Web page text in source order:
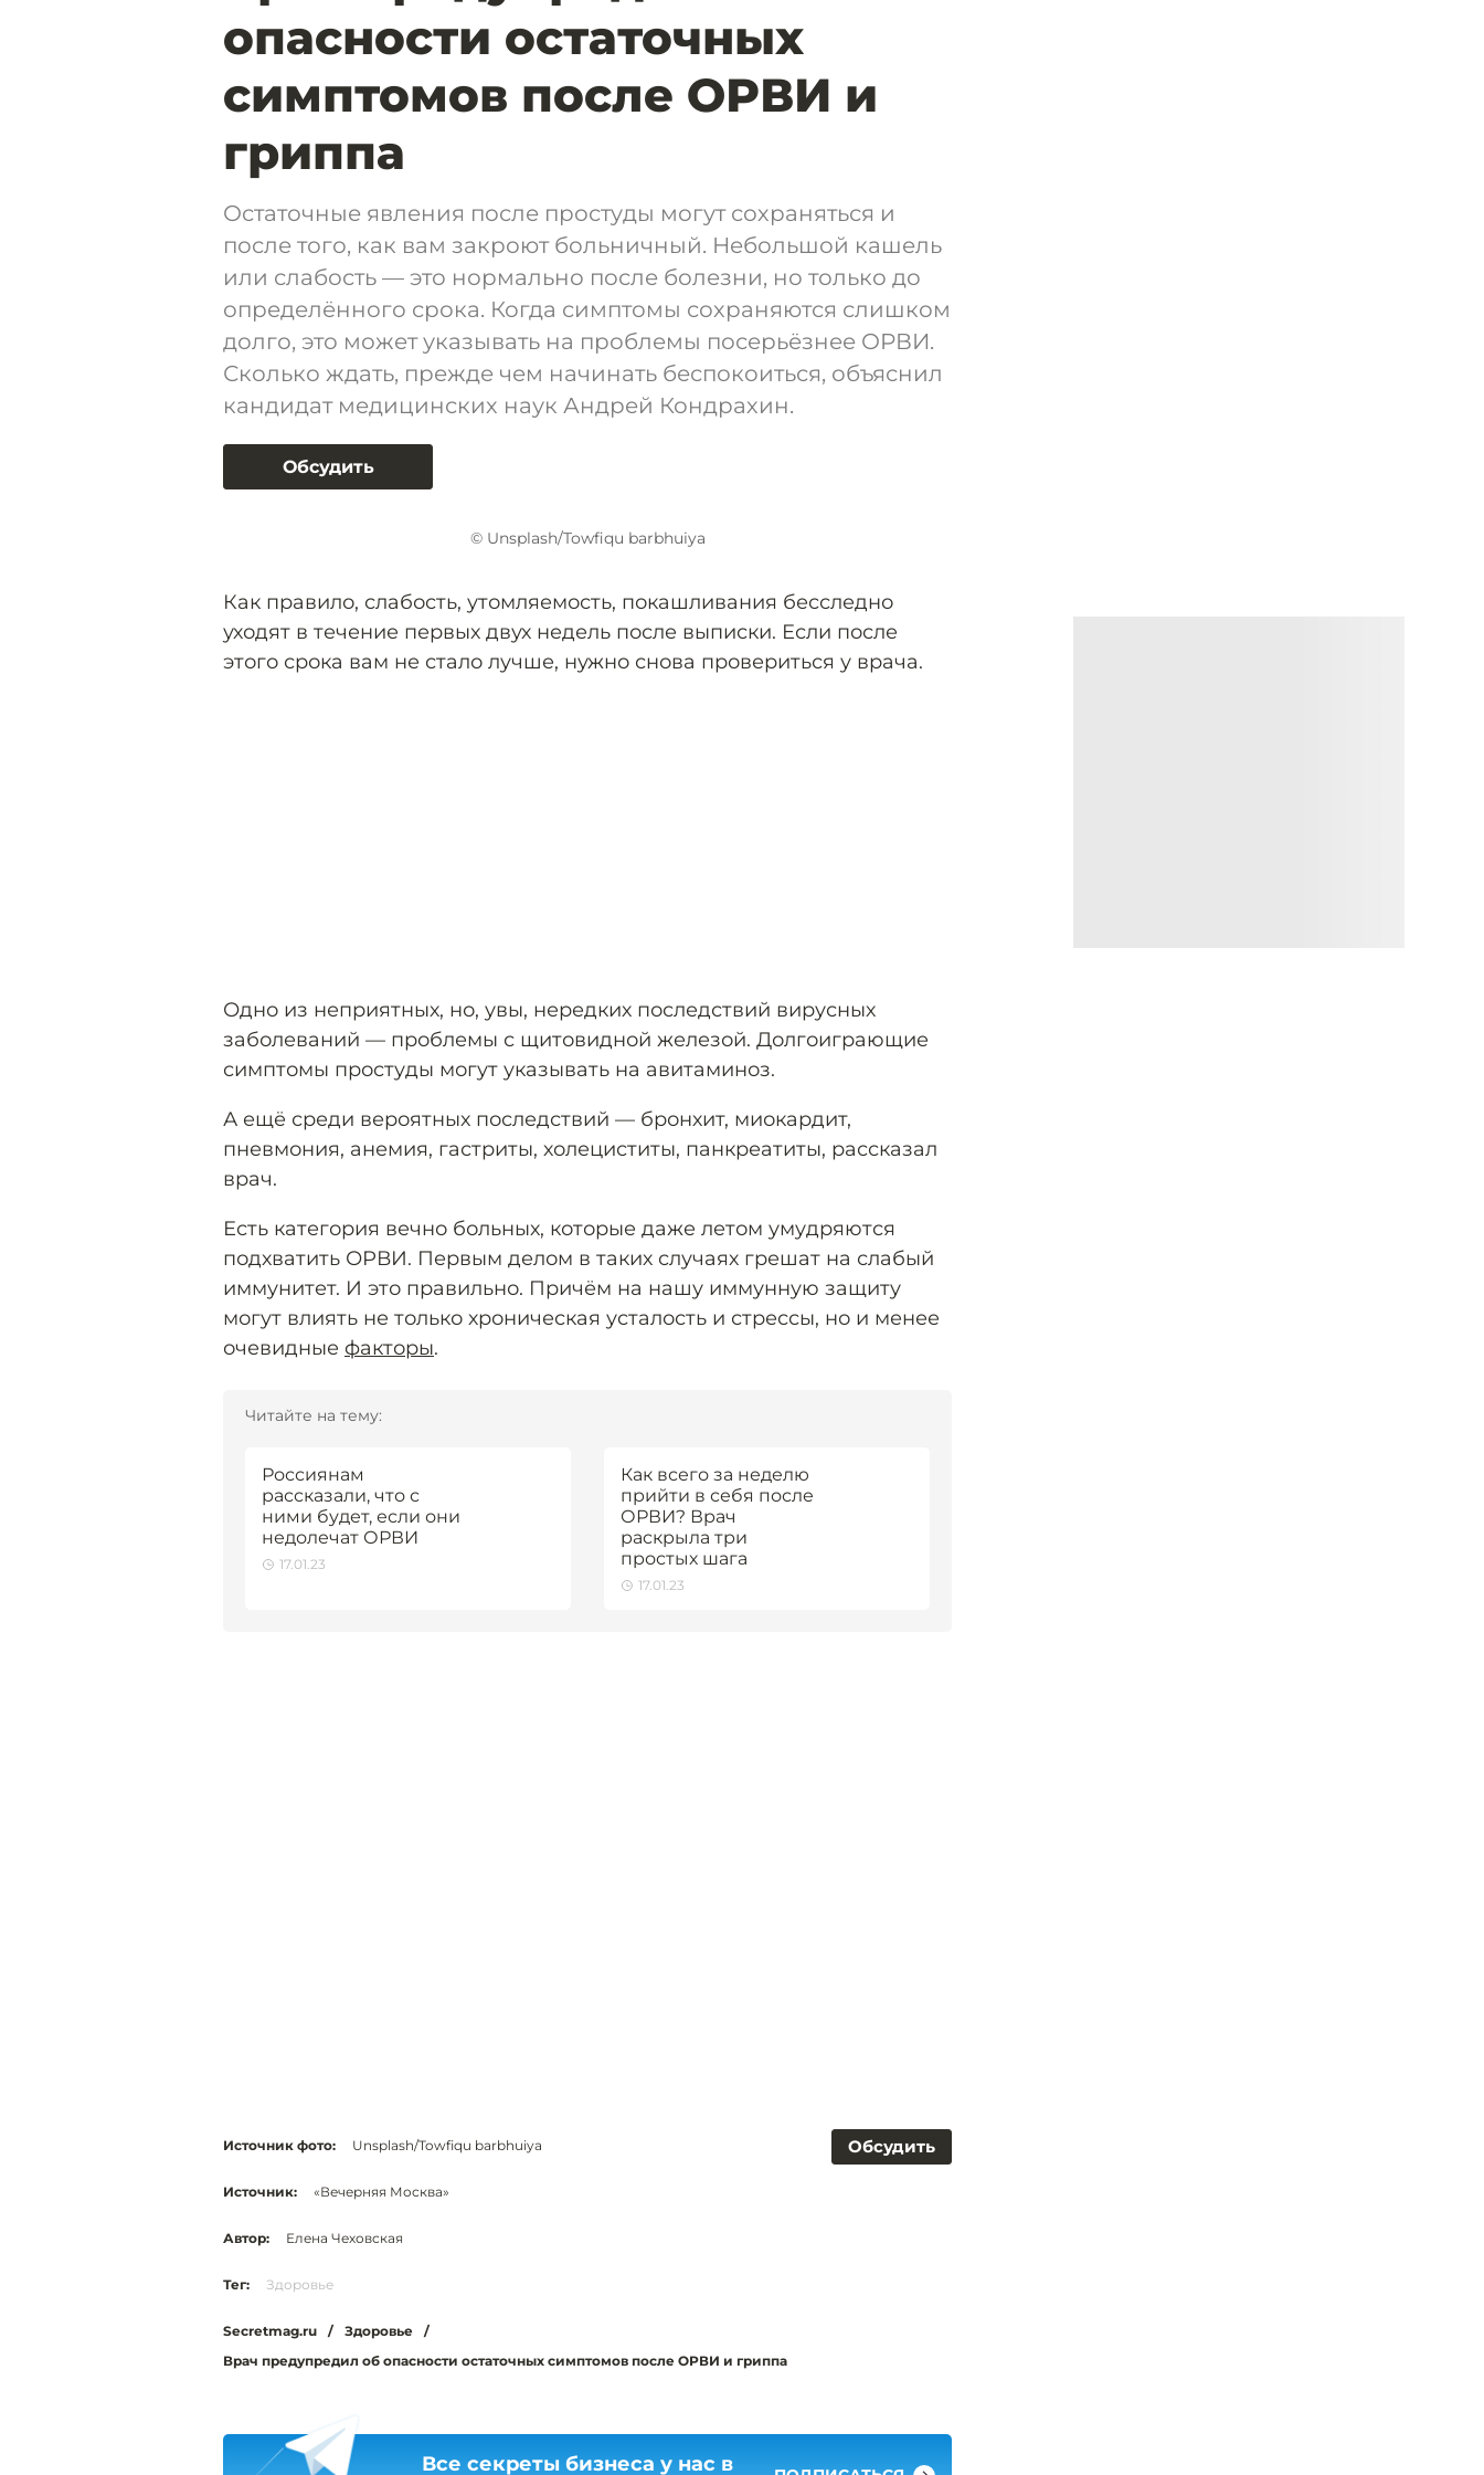
опасности остаточных
симптомов после ОРВИ и
гриппа
Остаточные явления после простуды могут сохраняться и
после того, как вам закроют больничный. Небольшой кашель
или слабость — это нормально после болезни, но только до
определённого срока. Когда симптомы сохраняются слишком
долго, это может указывать на проблемы посерьёзнее ОРВИ.
Сколько ждать, прежде чем начинать беспокоиться, объяснил
кандидат медицинских наук Андрей Кондрахин.
Обсудить
© Unsplash/Towfiqu barbhuiya
Как правило, слабость, утомляемость, покашливания бесследно
уходят в течение первых двух недель после выписки. Если после
этого срока вам не стало лучше, нужно снова провериться у врача.
Одно из неприятных, но, увы, нередких последствий вирусных
заболеваний — проблемы с щитовидной железой. Долгоиграющие
симптомы простуды могут указывать на авитаминоз.
А ещё среди вероятных последствий — бронхит, миокардит,
пневмония, анемия, гастриты, холециститы, панкреатиты, рассказал
врач.
Есть категория вечно больных, которые даже летом умудряются
подхватить ОРВИ. Первым делом в таких случаях грешат на слабый
иммунитет. И это правильно. Причём на нашу иммунную защиту
могут влиять не только хроническая усталость и стрессы, но и менее
очевидные факторы.
Читайте на тему:
Россиянам
рассказали, что с
ними будет, если они
недолечат ОРВИ
17.01.23
Как всего за неделю
прийти в себя после
ОРВИ? Врач
раскрыла три
простых шага
17.01.23
Обсудить
Источник фото: Unsplash/Towfiqu barbhuiya
Источник: «Вечерняя Москва»
Автор: Елена Чеховская
Тег: Здоровье
Secretmag.ru / Здоровье
/
Врач предупредил об опасности остаточных симптомов после ОРВИ и гриппа
Все секреты бизнеса у нас в